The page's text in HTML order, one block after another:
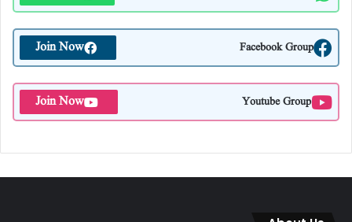
Facebook Group
Join Now
Youtube Group
Join Now